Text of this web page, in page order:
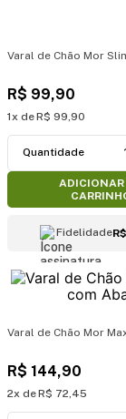
Varal de Chão Mor
R$ 99,90
1 R$ 99,90
ADICIONAR
Fidelidade
Varal de Chão Mor
R$ 144,90
2 R$ 72,45